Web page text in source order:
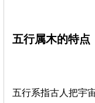
五行属木的特点
五行系指古人把宇